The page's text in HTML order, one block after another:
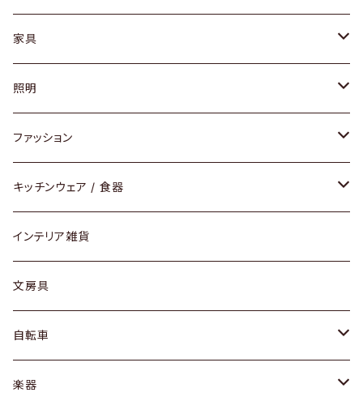
家具
ソファ / ベンチ
チェア / スツール
ダイニングセット / ダイニングテーブル
ローテーブル / サイドテーブル
デスク / コンソール
ドレッサー
シェルフ
照明
ペンダントライト
テーブルランプ / デスクスタンド
フロアライト
ファッション
アクセサリー
リング
ピアス / イヤリング
財布
バッグ
アウター
トップス
キッチンウェア / 食器
グラス / タンブラー
カップ / マグ
プレート / ボウル
カトラリー
インテリア雑貨
文房具
自転車
dahon
楽器